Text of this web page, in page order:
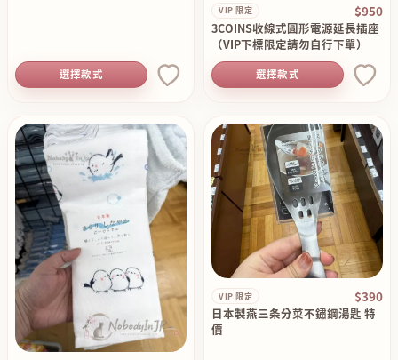
選擇款式
VIP 限定 $950
3COINS收線式圓形電源延長插座
（VIP下標限定請勿自行下單）
選擇款式
VIP 限定 $390
日本製燕三条分菜不鏽鋼湯匙 特
價